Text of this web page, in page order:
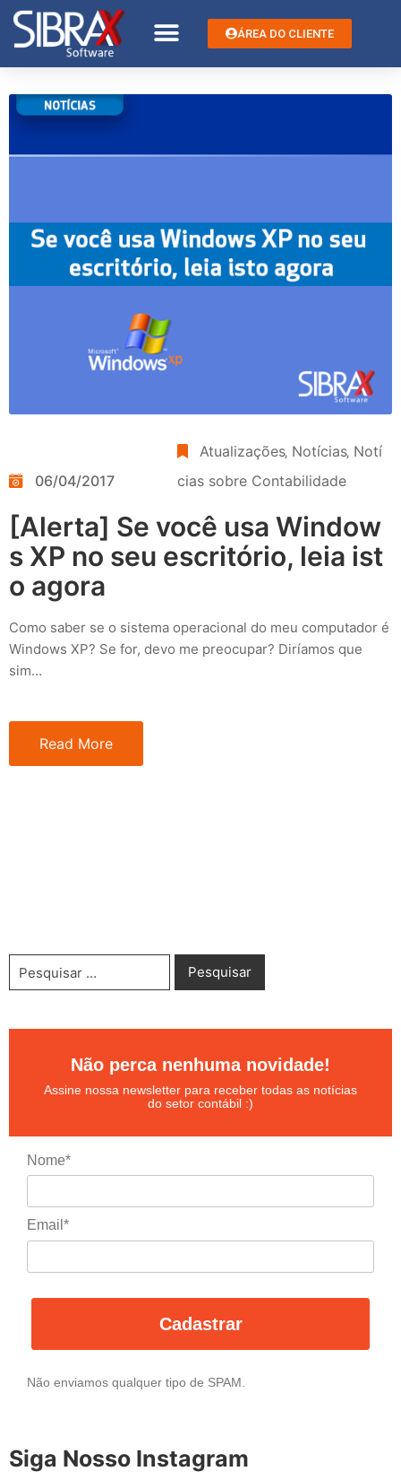
ÁREA DO CLIENTE
06/04/2017
Atualizações‚ Notícias‚ Notí
cias sobre Contabilidade
[Alerta] Se você usa Window
s XP no seu escritório, leia ist
o agora
Como saber se o sistema operacional do meu computador é
Windows XP? Se for, devo me preocupar? Diríamos que
sim…
Read More
Não perca nenhuma novidade!
Assine nossa newsletter para receber todas as notícias
do setor contábil :)
Nome*
Email*
Cadastrar
Não enviamos qualquer tipo de SPAM.
Siga Nosso Instagram